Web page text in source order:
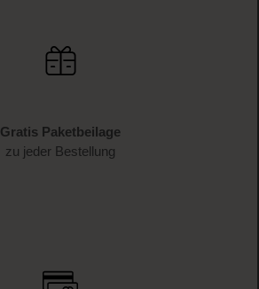
Gratis Paketbeilage
zu jeder Bestellung